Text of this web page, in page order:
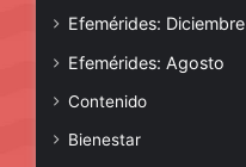
Efemérides: Diciembre
Efemérides: Agosto
Contenido
Bienestar